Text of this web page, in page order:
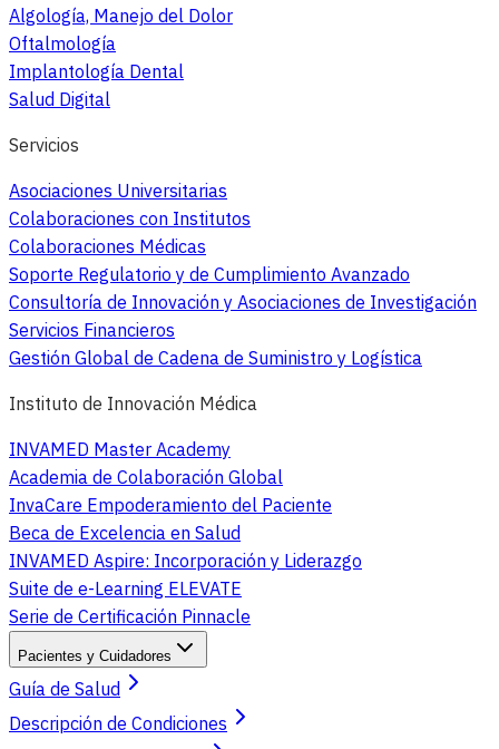
Algología, Manejo del Dolor
Oftalmología
Implantología Dental
Salud Digital
Servicios
Asociaciones Universitarias
Colaboraciones con Institutos
Colaboraciones Médicas
Soporte Regulatorio y de Cumplimiento Avanzado
Consultoría de Innovación y Asociaciones de Investigación
Servicios Financieros
Gestión Global de Cadena de Suministro y Logística
Instituto de Innovación Médica
INVAMED Master Academy
Academia de Colaboración Global
InvaCare Empoderamiento del Paciente
Beca de Excelencia en Salud
INVAMED Aspire: Incorporación y Liderazgo
Suite de e-Learning ELEVATE
Serie de Certificación Pinnacle
Pacientes y Cuidadores
Guía de Salud
Descripción de Condiciones